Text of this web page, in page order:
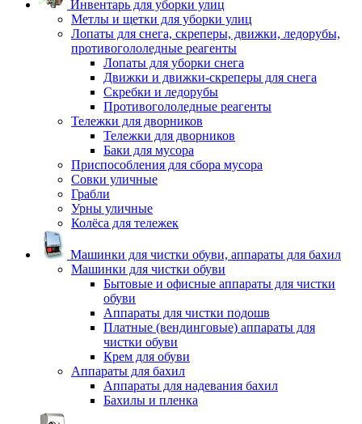
Инвентарь для уборки улиц
Метлы и щетки для уборки улиц
Лопаты для снега, скреперы, движки, ледорубы,
противогололедные реагенты
Лопаты для уборки снега
Движки и движки-скреперы для снега
Скребки и ледорубы
Противогололедные реагенты
Тележки для дворников
Тележки для дворников
Баки для мусора
Приспособления для сбора мусора
Совки уличные
Грабли
Урны уличные
Колёса для тележек
Машинки для чистки обуви, аппараты для бахил
Машинки для чистки обуви
Бытовые и офисные аппараты для чистки
обуви
Аппараты для чистки подошв
Платные (вендинговые) аппараты для
чистки обуви
Крем для обуви
Аппараты для бахил
Аппараты для надевания бахил
Бахилы и пленка